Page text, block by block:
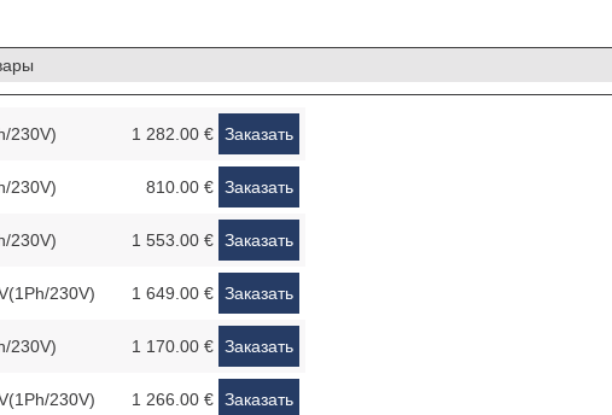
230V) 1 282.00 € Заказать
230V) 810.00 € Заказать
230V) 1 553.00 € Заказать
230V) 1 649.00 € Заказать
230V) 1 170.00 € Заказать
230V) 1 266.00 € Заказать